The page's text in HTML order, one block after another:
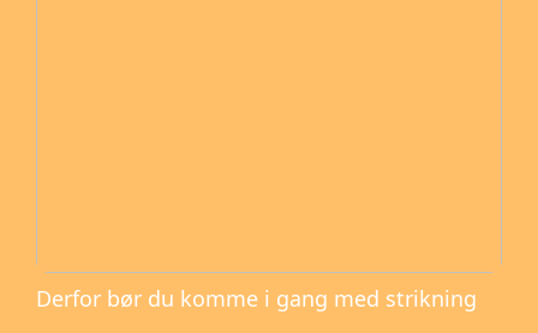
Derfor bør du komme i gang med strikning